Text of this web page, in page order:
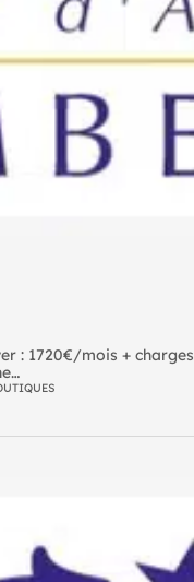
: 1720€/mois + charges